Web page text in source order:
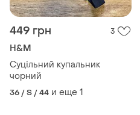
449 грн 3
H&M
Суцільний купальник
чорний
36 / S / 44 и еще 1